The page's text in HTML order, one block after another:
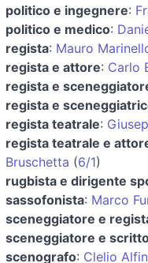
politico e ingegnere:
politico e medico:
regista: Mauro
regista e attore: Carlo
regista e
regista e
regista teatrale:
regista teatrale e
Bruschetta (6/1)
rugbista e dirigente
sassofonista: Marco
sceneggiatore e
sceneggiatore e
scenografo: Clelio